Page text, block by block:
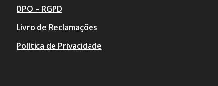
DPO – RGPD
Livro de Reclamações
Política de Privacidade